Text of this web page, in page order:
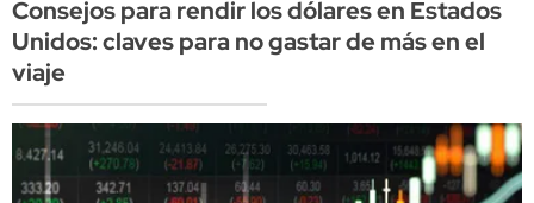
Consejos para rendir los dólares en Estados
Unidos: claves para no gastar de más en el
viaje